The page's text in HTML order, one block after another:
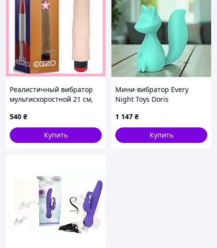
Реалистичный вибратор
мультискоростной 21 см,
540 ₴
Купить
Мини-вибратор Every
Night Toys Doris
лисы бирюзовый для
удовольствия 10 режимов
вибрации
1 147 ₴
Купить